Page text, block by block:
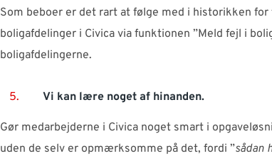
Som beboer er det rart at følge med i historikken
boligafdelinger i Civica via funktionen ”Meld fejl i
boligafdelingerne.
5. Vi kan lære noget af hinanden.
Gør medarbejderne i Civica noget smart i
uden de selv er opmærksomme på det, fordi ”sådan